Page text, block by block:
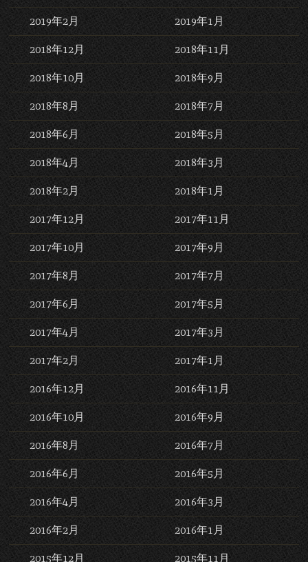
2019年2月 2019年1月
2018年12月 2018年11月
2018年10月 2018年9月
2018年8月 2018年7月
2018年6月 2018年5月
2018年4月 2018年3月
2018年2月 2018年1月
2017年12月 2017年11月
2017年10月 2017年9月
2017年8月 2017年7月
2017年6月 2017年5月
2017年4月 2017年3月
2017年2月 2017年1月
2016年12月 2016年11月
2016年10月 2016年9月
2016年8月 2016年7月
2016年6月 2016年5月
2016年4月 2016年3月
2016年2月 2016年1月
2015年12月 2015年11月